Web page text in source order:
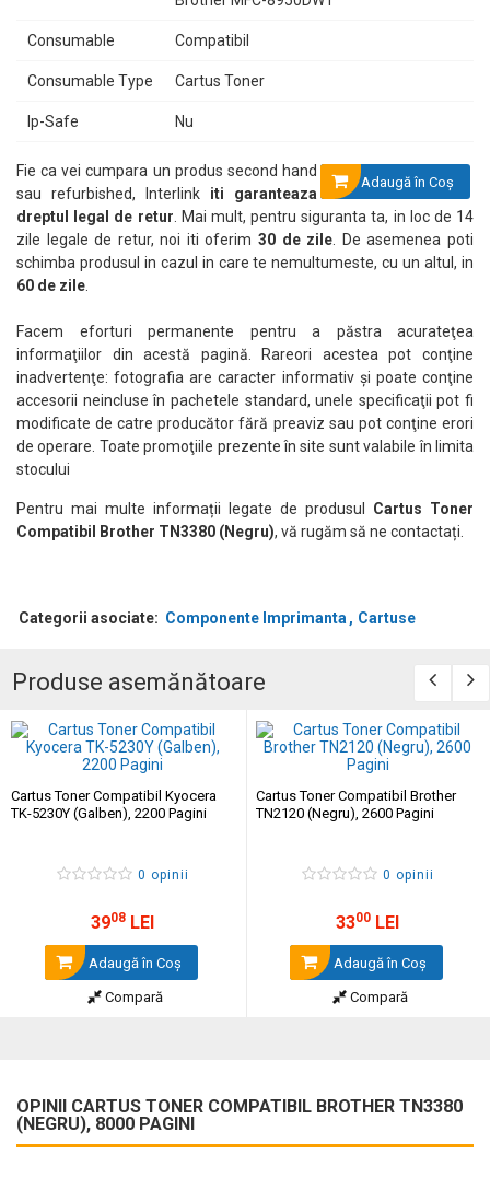
Consumable Compatibil
Consumable Type Cartus Toner
Ip-Safe Nu
Adaugă în Coş
Fie ca vei cumpara un produs second hand
sau refurbished, Interlink iti garanteaza
dreptul legal de retur . Mai mult, pentru siguranta ta, in loc de 14
zile legale de retur, noi iti oferim30 de zile . De asemenea poti
schimba produsul in cazul in care te nemultumeste, cu un altul, in
60 de zile
Facem eforturi permanente pentru a păstra acurateţea
informaţiilor din acestă pagină. Rareori acestea pot conţine
inadvertenţe: fotografia are caracter informativ şi poate conţine
accesorii neincluse în pachetele standard, unele specificaţii pot fi
modificate de catre producător fără preaviz sau pot conţine erori
de operare. Toate promoţiile prezente în site sunt valabile în limita
stocului
Pentru mai multe informații legate de produsul Cartus Toner
Compatibil Brother TN3380 (Negru), vă rugăm să ne contactați.
Categorii asociate: Componente Imprimanta Cartuse
Produse asemănătoare
Cartus Toner Compatibil Kyocera
TK-5230Y (Galben), 2200 Pagini
0 opinii
3908 LEI
Adaugă în Coş
Compară
Cartus Toner Compatibil Brother
TN2120 (Negru), 2600 Pagini
0 opinii
3300 LEI
Adaugă în Coş
Compară
OPINII CARTUS TONER COMPATIBIL BROTHER TN3380
(NEGRU), 8000 PAGINI